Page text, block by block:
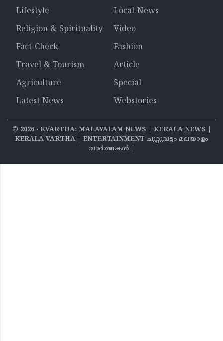
Lifestyle
Local-News
Religion & Spirituality
Video
Fact-Check
Fashion
Travel & Tourism
Article
Agriculture
Special
Latest News
Webstories
© 2026‧ KVARTHA: MALAYALAM NEWS | KERALA NEWS |
KERALA VARTHA | ENTERTAINMENT ചുറ്റുവട്ടം മലയാളം
വാര്‍ത്തകൾ |